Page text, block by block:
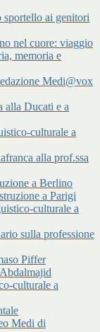
sportello ai genitori
nel cuore: viaggio
memoria e
Medi@vox
alla Ducati e a
culturale a
alla prof.ssa
a Berlino
a Parigi
culturale a
sulla professione
Piffer
culturale a
Medi di